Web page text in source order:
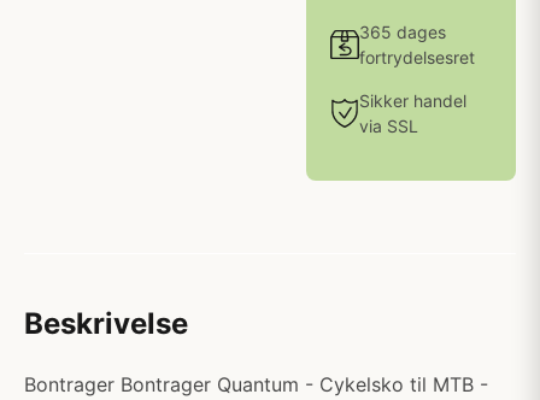
365 dages
fortrydelsesret
Sikker handel
via SSL
Beskrivelse
Bontrager Bontrager Quantum - Cykelsko til MTB -